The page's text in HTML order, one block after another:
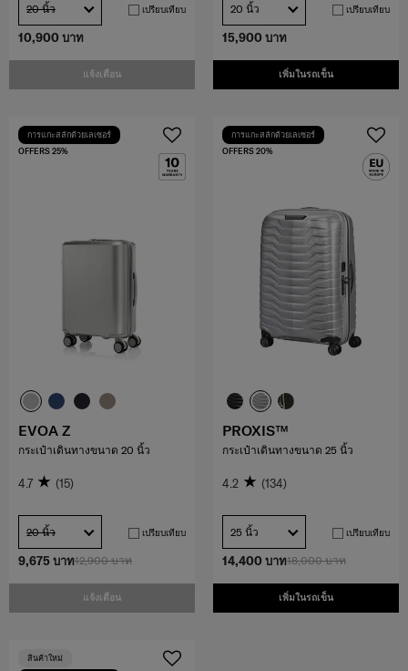
10,900 บาท
แจ้งเตือน
20 นิ้ว เปรียบเทียบ
15,900 บาท
เพิ่มในรถเข็น
20 นิ้ว เปรียบเทียบ
12,900 บาท
9,675 บาท
แจ้งเตือน
OFFERS 25%
การแกะสลักด้วยเลเซอร์
EVOA Z
กระเป๋าเดินทางขนาด 20 นิ้ว
4.7 (15)
20 นิ้ว เปรียบเทียบ
18,000 บาท
14,400 บาท
เพิ่มในรถเข็น
OFFERS 20%
การแกะสลักด้วยเลเซอร์
PROXIS™
กระเป๋าเดินทางขนาด 25 นิ้ว
4.2 (134)
25 นิ้ว เปรียบเทียบ
สินค้าใหม่